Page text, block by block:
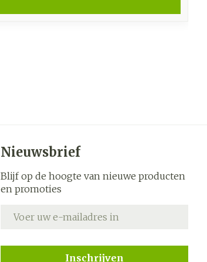
Nieuwsbrief
Blijf op de hoogte van nieuwe producten
en promoties
Inschrijven